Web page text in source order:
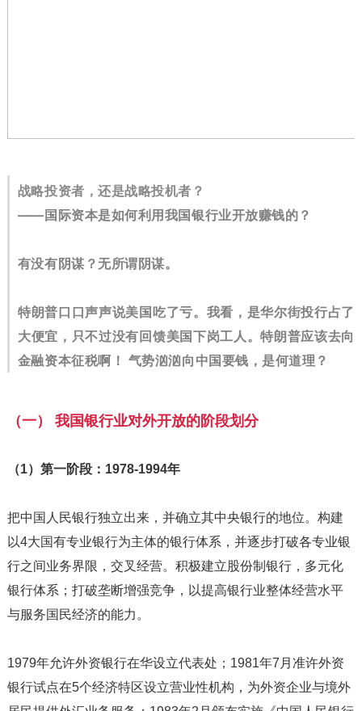
战略投资者，还是战略投机者？
——国际资本是如何利用我国银行业开放赚钱的？
有没有阴谋？无所谓阴谋。
特朗普口口声声说美国吃了亏。我看，是华尔街投行占了
大便宜，只不过没有回馈美国下岗工人。特朗普应该去向
金融资本征税啊！ 气势汹汹向中国要钱，是何道理？
（一） 我国银行业对外开放的阶段划分
（1）第一阶段：1978-1994年
把中国人民银行独立出来，并确立其中央银行的地位。构建
以4大国有专业银行为主体的银行体系，并逐步打破各专业银
行之间业务界限，交叉经营。积极建立股份制银行，多元化
银行体系；打破垄断增强竞争，以提高银行业整体经营水平
与服务国民经济的能力。
1979年允许外资银行在华设立代表处；1981年7月准许外资
银行试点在5个经济特区设立营业性机构，为外资企业与境外